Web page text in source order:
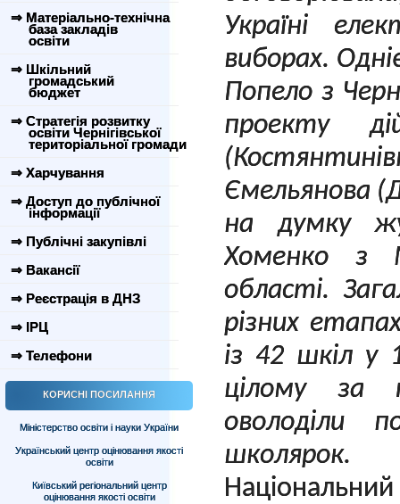
⇒ Матеріально-технічна
база закладів
освіти
⇒ Шкільний
громадський
бюджет
⇒ Стратегія розвитку
освіти Чернігівської
територіальної громади
⇒ Харчування
⇒ Доступ до публічної
інформації
⇒ Публічні закупівлі
⇒ Вакансії
⇒ Реєстрація в ДНЗ
⇒ ІРЦ
⇒ Телефони
КОРИСНІ ПОСИЛАННЯ
Міністерство освіти і науки України
Український центр оцінювання якості
освіти
Київський регіональний центр
оцінювання якості освіти
Україні
виборах.
Попело з
проекту
Ємельянова
на думку
Хоменко з
області.
різних
із 42 шкіл у
цілому за
оволоділи
школярок.
Національний